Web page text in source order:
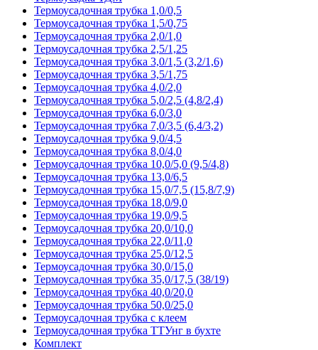
Термоусадочная трубка 1,0/0,5
Термоусадочная трубка 1,5/0,75
Термоусадочная трубка 2,0/1,0
Термоусадочная трубка 2,5/1,25
Термоусадочная трубка 3,0/1,5 (3,2/1,6)
Термоусадочная трубка 3,5/1,75
Термоусадочная трубка 4,0/2,0
Термоусадочная трубка 5,0/2,5 (4,8/2,4)
Термоусадочная трубка 6,0/3,0
Термоусадочная трубка 7,0/3,5 (6,4/3,2)
Термоусадочная трубка 9,0/4,5
Термоусадочная трубка 8,0/4,0
Термоусадочная трубка 10,0/5,0 (9,5/4,8)
Термоусадочная трубка 13,0/6,5
Термоусадочная трубка 15,0/7,5 (15,8/7,9)
Термоусадочная трубка 18,0/9,0
Термоусадочная трубка 19,0/9,5
Термоусадочная трубка 20,0/10,0
Термоусадочная трубка 22,0/11,0
Термоусадочная трубка 25,0/12,5
Термоусадочная трубка 30,0/15,0
Термоусадочная трубка 35,0/17,5 (38/19)
Термоусадочная трубка 40,0/20,0
Термоусадочная трубка 50,0/25,0
Термоусадочная трубка с клеем
Термоусадочная трубка ТТУнг в бухте
Комплект